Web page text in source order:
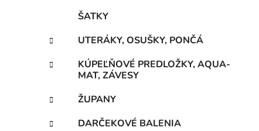
ŠATKY
UTERÁKY, OSUŠKY, PONČÁ
KÚPEĽŇOVÉ PREDLOŽKY, AQUA-
MAT, ZÁVESY
ŽUPANY
DARČEKOVÉ BALENIA